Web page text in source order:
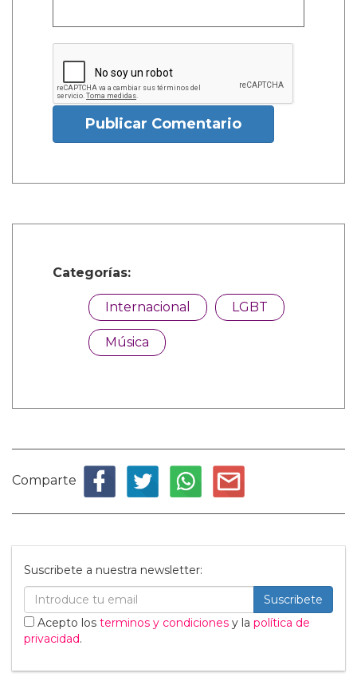
Publicar Comentario
Categorías:
Internacional LGBT
Música
Comparte
Suscribete a nuestra newsletter:
Suscribete
Acepto los terminos y condiciones y la política de
privacidad.